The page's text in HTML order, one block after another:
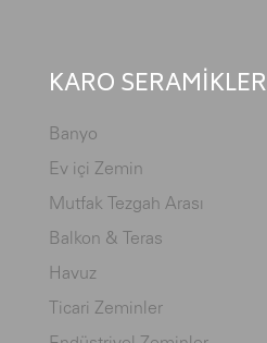
KARO SERAMİKLER
Banyo
Ev içi Zemin
Mutfak Tezgah Arası
Balkon & Teras
Havuz
Ticari Zeminler